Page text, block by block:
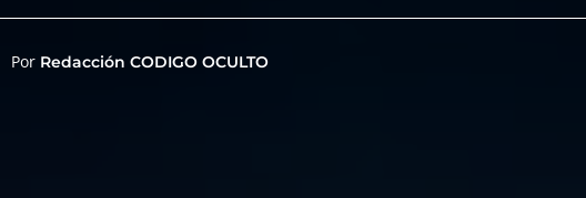
Por Redacción CODIGO OCULTO